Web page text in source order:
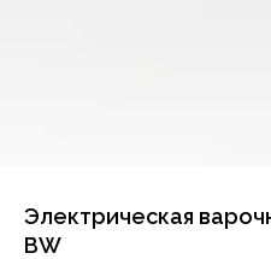
Электрическая
BW